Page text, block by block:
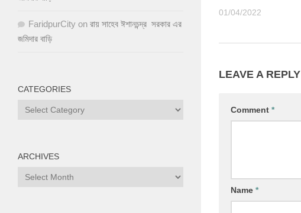
01/04/2022
LEAVE A REPLY
Comment *
Name *
FaridpurCity on রায় সাহেব ঈশানচন্দ্র সরকার এর
জমিদার বাড়ি
CATEGORIES
ARCHIVES